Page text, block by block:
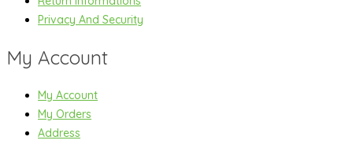
Privacy And Security
My Account
My Account
My Orders
Address